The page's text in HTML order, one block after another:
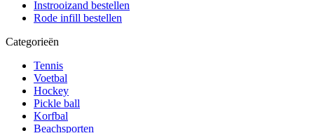
Instrooizand bestellen
Rode infill bestellen
Categorieën
Tennis
Voetbal
Hockey
Pickle ball
Korfbal
Beachsporten